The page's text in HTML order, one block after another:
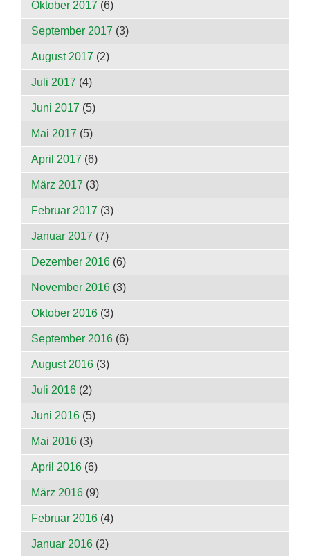
Oktober 2017 (6)
September 2017 (3)
August 2017 (2)
Juli 2017 (4)
Juni 2017 (5)
Mai 2017 (5)
April 2017 (6)
März 2017 (3)
Februar 2017 (3)
Januar 2017 (7)
Dezember 2016 (6)
November 2016 (3)
Oktober 2016 (3)
September 2016 (6)
August 2016 (3)
Juli 2016 (2)
Juni 2016 (5)
Mai 2016 (3)
April 2016 (6)
März 2016 (9)
Februar 2016 (4)
Januar 2016 (2)